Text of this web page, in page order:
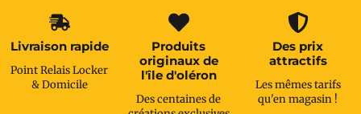
Livraison rapide
Point Relais Locker
& Domicile
Produits
originaux de
l'île d'oléron
Des centaines de
Des prix
attractifs
Les mêmes tarifs
qu'en magasin !